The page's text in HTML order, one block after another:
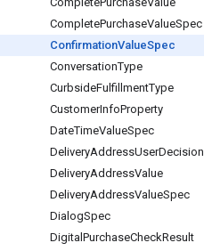
CompletePurchaseValueSpec
ConfirmationValueSpec
ConversationType
CurbsideFulfillmentType
CustomerInfoProperty
DateTimeValueSpec
DeliveryAddressUserDecision
DeliveryAddressValue
DeliveryAddressValueSpec
DialogSpec
Digital PurchaseCheckResult